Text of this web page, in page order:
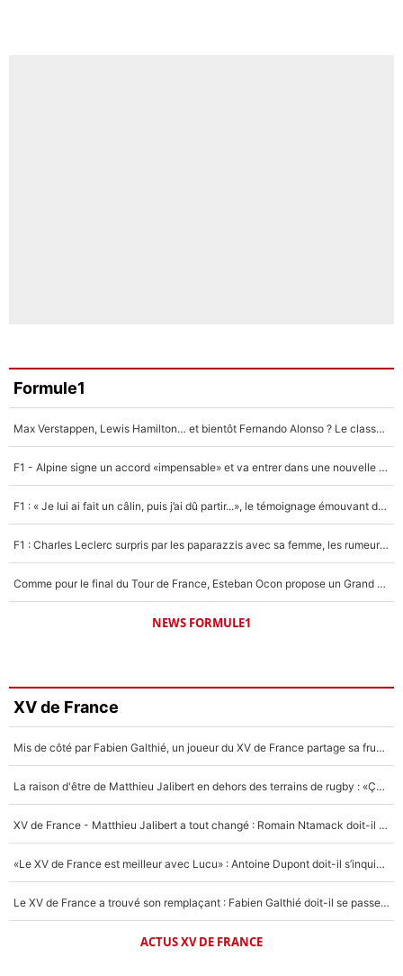
Formule1
Max Verstappen, Lewis Hamilton… et bientôt Fernando Alonso ? Le classement des pilotes les mieux payés en Formule 1 risque de changer !
F1 - Alpine signe un accord «impensable» et va entrer dans une nouvelle dimension : Grande nouvelle pour Pierre Gasly !
F1 : « Je lui ai fait un câlin, puis j’ai dû partir...», le témoignage émouvant de Max Verstappen sur sa fille
F1 : Charles Leclerc surpris par les paparazzis avec sa femme, les rumeurs étaient vraies !
Comme pour le final du Tour de France, Esteban Ocon propose un Grand Prix de Formule 1 à Paris : «Autour de l’Arc de Triomphe, ce serait génial» !
NEWS FORMULE1
XV de France
Mis de côté par Fabien Galthié, un joueur du XV de France partage sa frustration : «ils ne me l’ont pas dit tout de suite»
La raison d'être de Matthieu Jalibert en dehors des terrains de rugby : «Ça m'atteint autant que si tu touches à un membre de ma famille»
XV de France - Matthieu Jalibert a tout changé : Romain Ntamack doit-il s’inquiéter pour sa place à un an de la Coupe du monde ?
«Le XV de France est meilleur avec Lucu» : Antoine Dupont doit-il s’inquiéter pour sa place ?
Le XV de France a trouvé son remplaçant : Fabien Galthié doit-il se passer d'Antoine Dupont ?
ACTUS XV DE FRANCE